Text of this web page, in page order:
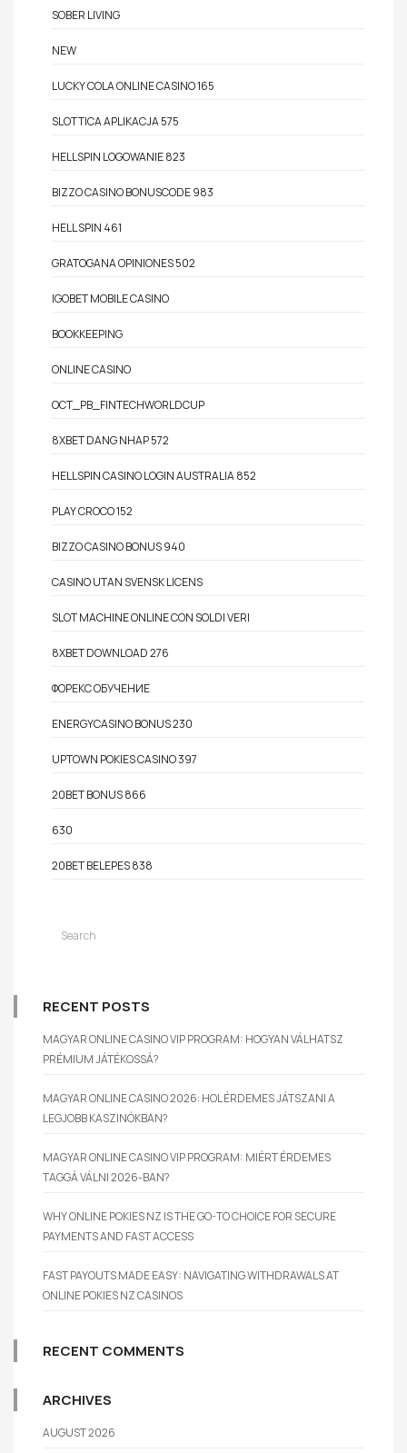
SOBER LIVING
NEW
LUCKY COLA ONLINE CASINO 165
SLOTTICA APLIKACJA 575
HELLSPIN LOGOWANIE 823
BIZZO CASINO BONUSCODE 983
HELL SPIN 461
GRATOGANA OPINIONES 502
IGOBET MOBILE CASINO
BOOKKEEPING
ONLINE CASINO
OCT_PB_FINTECHWORLDCUP
8XBET DANG NHAP 572
HELLSPIN CASINO LOGIN AUSTRALIA 852
PLAY CROCO 152
BIZZO CASINO BONUS 940
CASINO UTAN SVENSK LICENS
SLOT MACHINE ONLINE CON SOLDI VERI
8XBET DOWNLOAD 276
ФОРЕКС ОБУЧЕНИЕ
ENERGYCASINO BONUS 230
UPTOWN POKIES CASINO 397
20BET BONUS 866
630
20BET BELEPES 838
RECENT POSTS
MAGYAR ONLINE CASINO VIP PROGRAM: HOGYAN VÁLHATSZ
PRÉMIUM JÁTÉKOSSÁ?
MAGYAR ONLINE CASINO 2026: HOL ÉRDEMES JÁTSZANI A
LEGJOBB KASZINÓKBAN?
MAGYAR ONLINE CASINO VIP PROGRAM: MIÉRT ÉRDEMES
TAGGÁ VÁLNI 2026-BAN?
WHY ONLINE POKIES NZ IS THE GO-TO CHOICE FOR SECURE
PAYMENTS AND FAST ACCESS
FAST PAYOUTS MADE EASY: NAVIGATING WITHDRAWALS AT
ONLINE POKIES NZ CASINOS
RECENT COMMENTS
ARCHIVES
AUGUST 2026